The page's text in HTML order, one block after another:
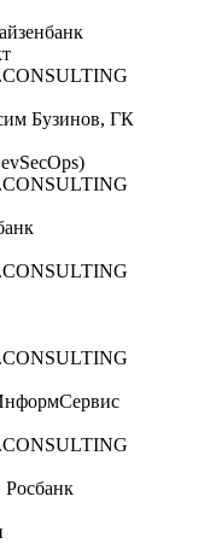
Бузинов, ГК
Росбанк